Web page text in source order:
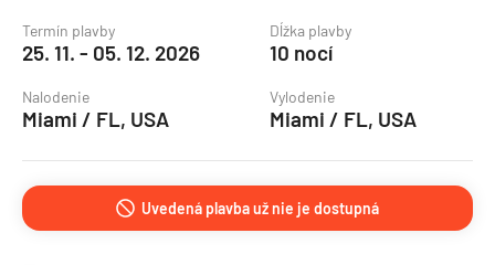
Termín plavby
25. 11. - 05. 12. 2026
Dĺžka plavby
10 nocí
Nalodenie
Miami / FL, USA
Vylodenie
Miami / FL, USA
Uvedená plavba už nie je dostupná